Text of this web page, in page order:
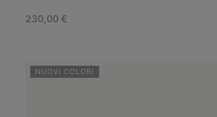
Regular price:
230,00 €
NUOVI COLORI